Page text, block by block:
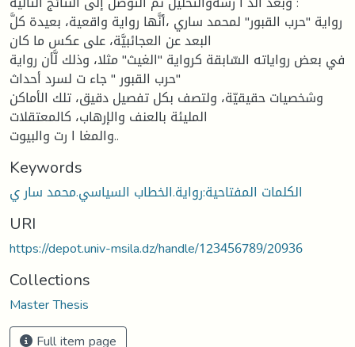
رواية "حرب القبور" لمحمد ساري ،أنَّها رواية واقعية، بعيدة كلَّ
البعد عن العجائبيَّة، على عكس ما كان
في بعض رواياته السّابقة كرواية "الغيث" مثلا، وذلك لَّأن رواية
"حرب القبور " جاء ت لسرد أحداث
وشخصيات حقيقيّة، ولتصف بكل تفصيل دقيق، تلك الأماكن
المليئة بالعنف والإرهاب، كالمعتقلات
والمغا ا رت والبيوت..
Keywords
الكلمات المفتاحية:رواية.الخطاب السياسي.محمد سار ي
URI
https://depot.univ-msila.dz/handle/123456789/20936
Collections
Master Thesis
Full item page